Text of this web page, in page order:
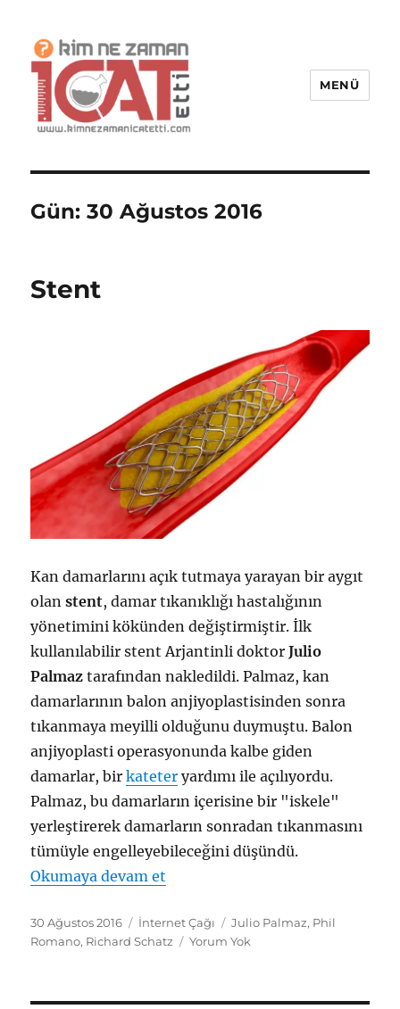
MENÜ
Gün:30 Ağustos 2016
Stent
Kan damarlarını açık tutmaya yarayan bir aygıt
olanstent, damar tıkanıklığı hastalığının
yönetimini kökünden değiştirmiştir. İlk
kullanılabilir stent Arjantinli doktorJulio
Palmaz tarafından nakledildi. Palmaz, kan
damarlarının balon anjiyoplastisinden sonra
tıkanmaya meyilli olduğunu duymuştu. Balon
anjiyoplasti operasyonunda kalbe giden
damarlar, birkateter yardımı ile açılıyordu.
Palmaz, bu damarların içerisine bir "iskele"
yerleştirerek damarların sonradan tıkanmasını
tümüyle engelleyebileceğini düşündü.
Okumaya devam et
Yayın
tarihi
30 Ağustos 2016 Kategoriler
İnternet Çağı Etiketler
Julio Palmaz, Phil
Romano, Richard Schatz Yorum Yok